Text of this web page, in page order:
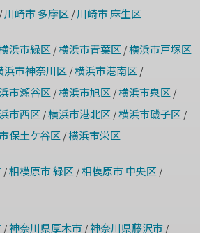
川崎市 多摩区 / 川崎市 麻生区
浜市緑区 /横浜市青葉区 /横浜市戸塚区
浜市神奈川区 /横浜市港南区 /
市瀬谷区 /横浜市旭区 /横浜市泉区 /
市西区 /横浜市港北区 /横浜市磯子区 /
保土ケ谷区 /横浜市栄区
/相模原市 緑区 /相模原市 中央区 /
/神奈川県厚木市/神奈川県藤沢市/